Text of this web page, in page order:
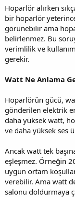
t
a
n
r
i
h
i
Hoparlör alırken
bir hoparlör
görünebilir ama
belirlenmez. Bu
verimlilik ve
gerekir.
Watt Ne Anlama
Hoparlörün gücü,
gönderilen elektrik
daha yüksek watt,
ve daha yüksek ses
Ancak watt tek
eşleşmez. Örneğin
uygun ortam
verebilir. Ama watt
salonu doldurmaya